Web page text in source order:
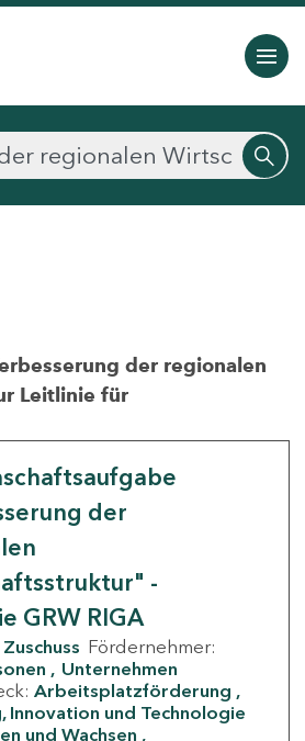
der regionalen
Leitlinie für
der
-
GRW RIGA
Zuschuss Fördernehmer:
Unternehmen
Arbeitsplatzförderung
Innovation und Technologie
und Wachsen